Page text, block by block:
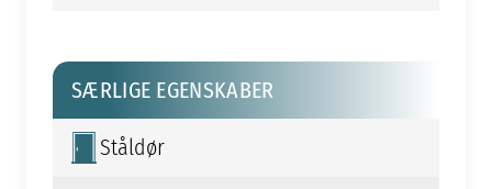
SÆRLIGE EGENSKABER
Ståldør